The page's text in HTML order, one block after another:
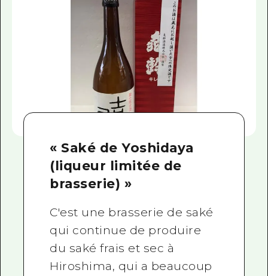
« Saké de Yoshidaya
(liqueur limitée de
brasserie) »
C'est une brasserie de saké
qui continue de produire
du saké frais et sec à
Hiroshima, qui a beaucoup